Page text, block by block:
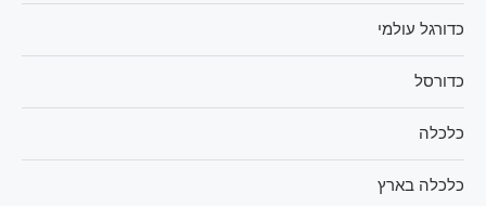
כדורגל עולמי
כדורסל
כלכלה
כלכלה בארץ